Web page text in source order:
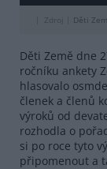
Zdroj | Děti
Děti Země dne
ročníku ankety
hlasovalo
členek a členů
výroků od
rozhodla o
si po roce tyto
připomenout a